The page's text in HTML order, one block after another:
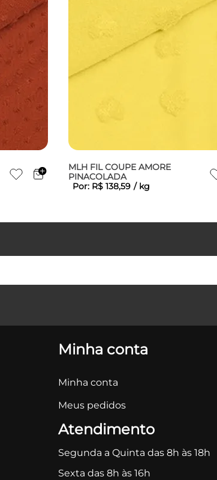
MLH FIL COUPE AMORE
PINACOLADA
Por: R$ 138,59 / kg
Minha conta
Minha conta
Meus pedidos
Atendimento
Segunda a Quinta das 8h às 18h
Sexta das 8h às 16h